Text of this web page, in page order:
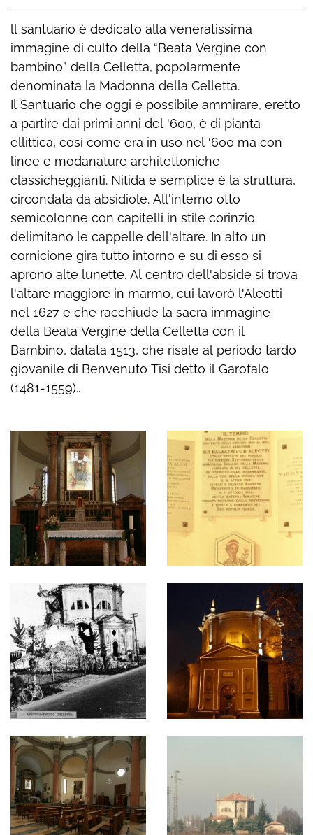
ll santuario è dedicato alla veneratissima
immagine di culto della “Beata Vergine con
bambino” della Celletta, popolarmente
denominata la Madonna della Celletta.
Il Santuario che oggi è possibile ammirare, eretto
a partire dai primi anni del '600, è di pianta
ellittica, così come era in uso nel ‘600 ma con
linee e modanature architettoniche
classicheggianti. Nitida e semplice è la struttura,
circondata da absidiole. All'interno otto
semicolonne con capitelli in stile corinzio
delimitano le cappelle dell'altare. In alto un
cornicione gira tutto intorno e su di esso si
aprono alte lunette. Al centro dell'abside si trova
l'altare maggiore in marmo, cui lavorò l'Aleotti
nel 1627 e che racchiude la sacra immagine
della Beata Vergine della Celletta con il
Bambino, datata 1513, che risale al periodo tardo
giovanile di Benvenuto Tisi detto il Garofalo
(1481-1559)..